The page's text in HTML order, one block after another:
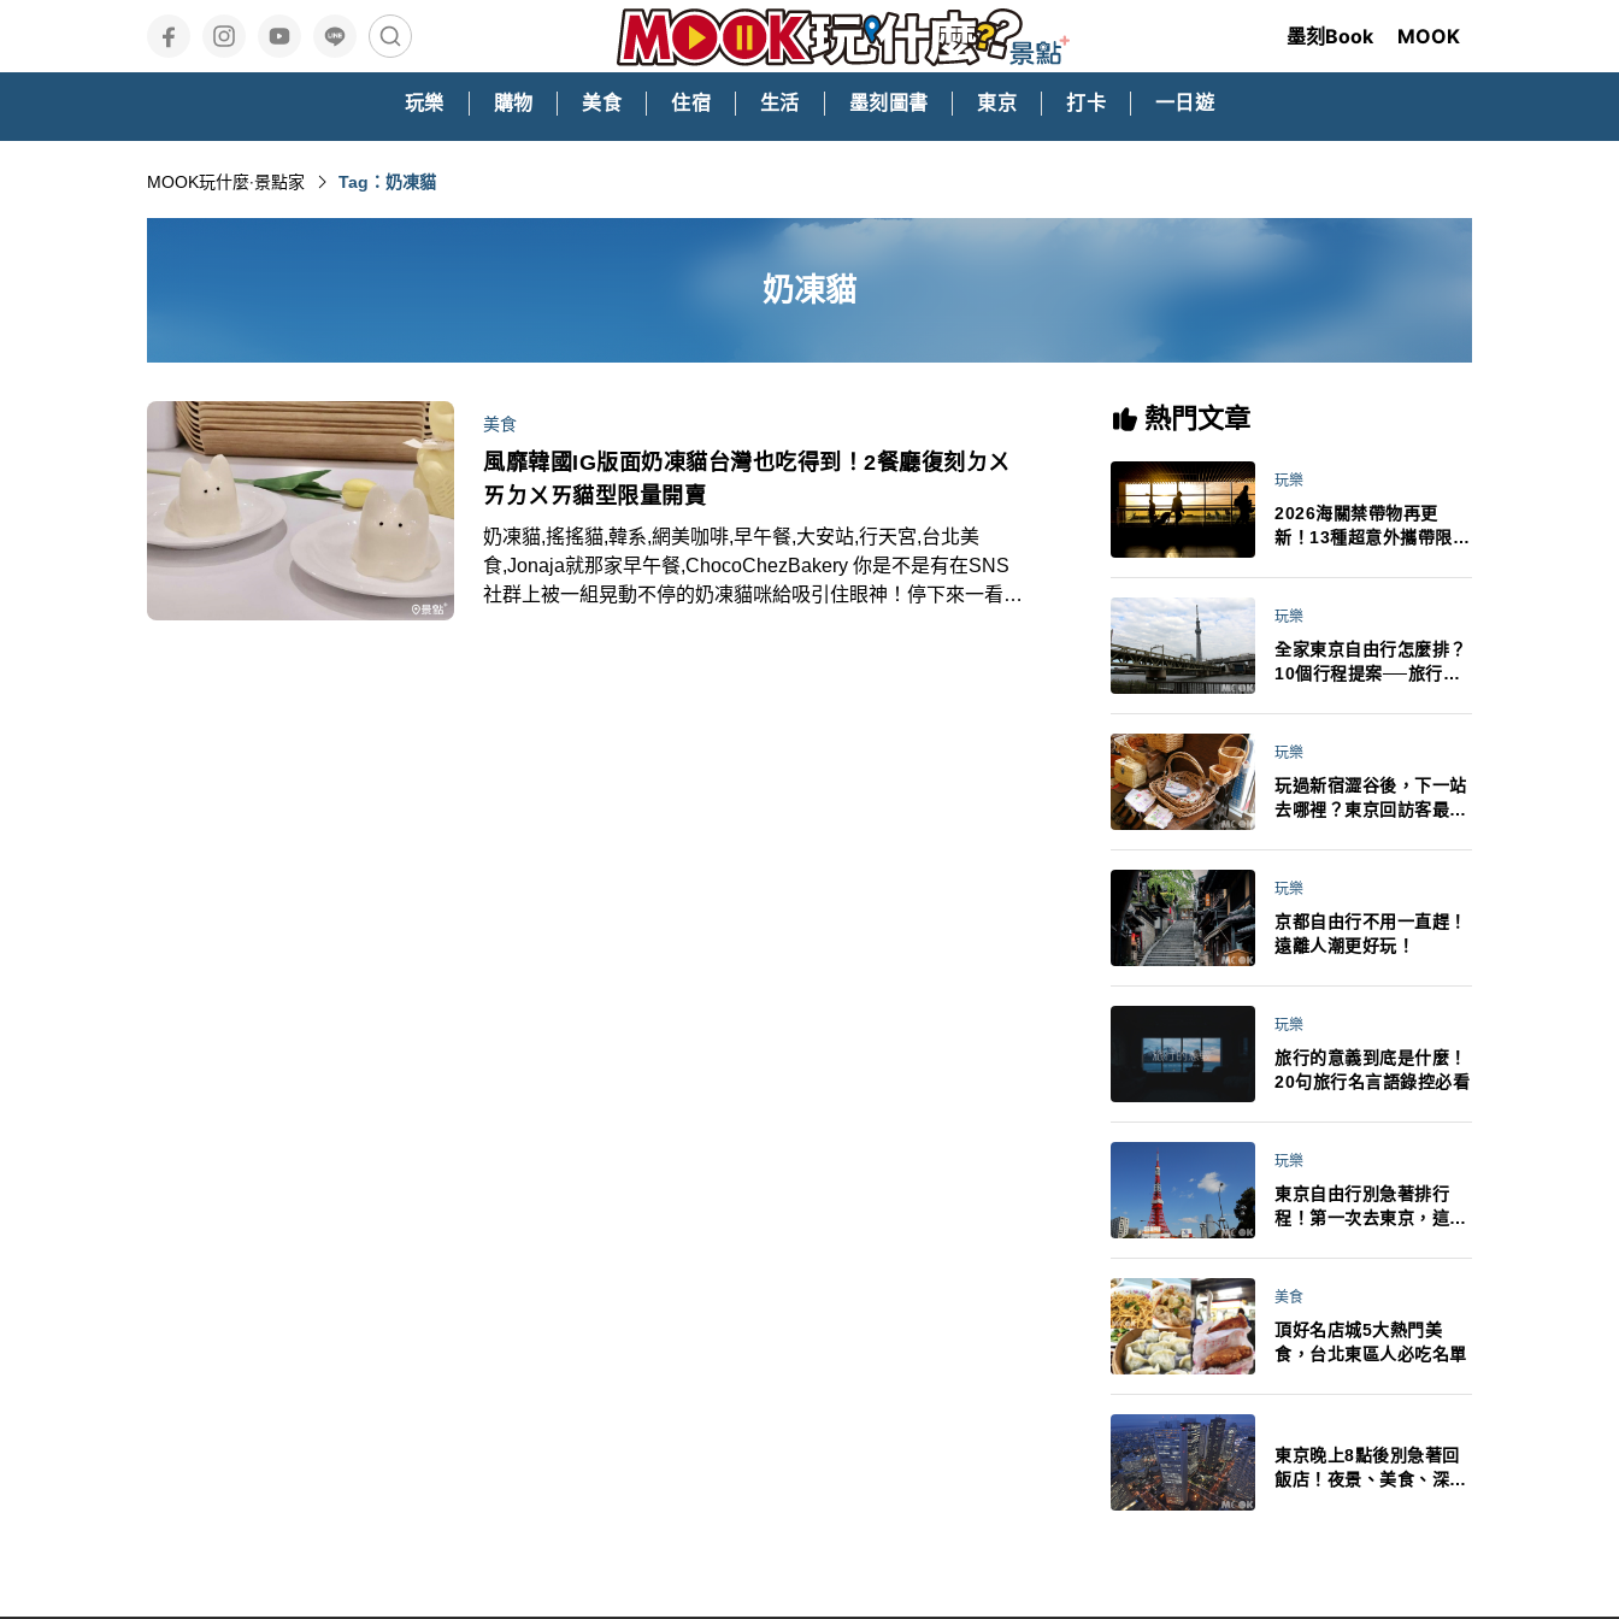
墨刻Book MOOK
玩樂 購物 美食 住宿 生活 墨刻圖書 東京 打卡 一日遊
MOOK玩什麼‧景點家 Tag：奶凍貓
奶凍貓
美食
風靡韓國IG版面奶凍貓台灣也吃得到！2餐廳復刻ㄉㄨ
ㄞㄉㄨㄞ貓型限量開賣
奶凍貓,搖搖貓,韓系,網美咖啡,早午餐,大安站,行天宮,台北美
食,Jonaja就那家早午餐,ChocoChezBakery 你是不是有在SNS
社群上被一組晃動不停的奶凍貓咪給吸引住眼神！停下來一看，
熱門文章
玩樂
2026海關禁帶物再更
新！13種超意外攜帶限
最高還罰百萬！注意事項
玩樂
全家東京自由行怎麼排？
10個行程提案──旅行不
法！
玩樂
玩過新宿澀谷後，下一站
去哪裡？東京回訪客最推
玩樂
京都自由行不用一直趕！
遠離人潮更好玩！
玩樂
旅行的意義到底是什麼！
20句旅行名言語錄控必看
玩樂
東京自由行別急著排行
程！第一次去東京，這10
美食
頂好名店城5大熱門美
食，台北東區人必吃名單
東京晚上8點後別急著回
飯店！夜景、美食、深夜